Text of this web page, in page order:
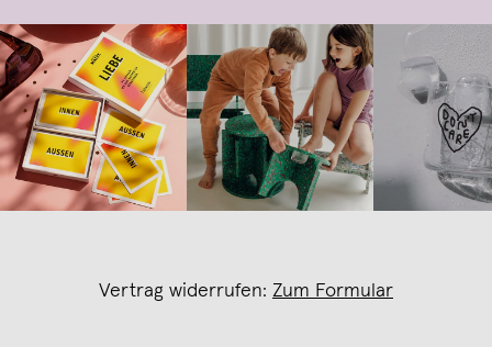
Vertrag widerrufen: Zum Formular